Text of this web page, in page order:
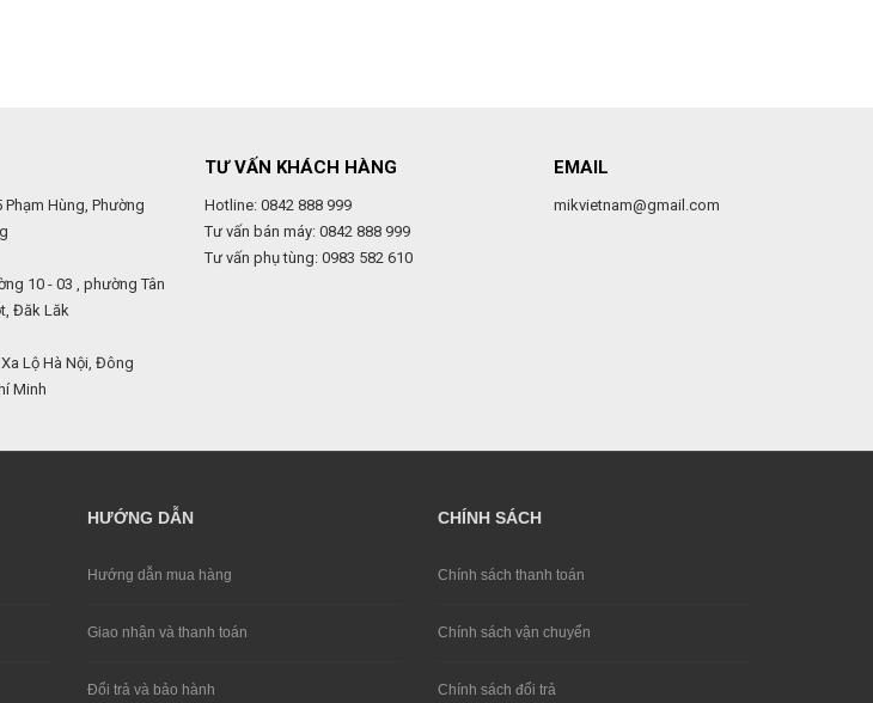
Phạm Hùng, Phường
10 - 03 , phường Tân
Đăk Lăk
Lộ Hà Nội, Đông
Minh
TƯ VẤN KHÁCH HÀNG
Hotline: 0842 888 999
Tư vấn bán máy: 0842 888 999
Tư vấn phụ tùng: 0983 582 610
EMAIL
mikvietnam@gmail.com
HƯỚNG DẪN
Hướng dẫn mua hàng
Giao nhận và thanh toán
Đổi trả và bảo hành
CHÍNH SÁCH
Chính sách thanh toán
Chính sách vận chuyển
Chính sách đổi trả